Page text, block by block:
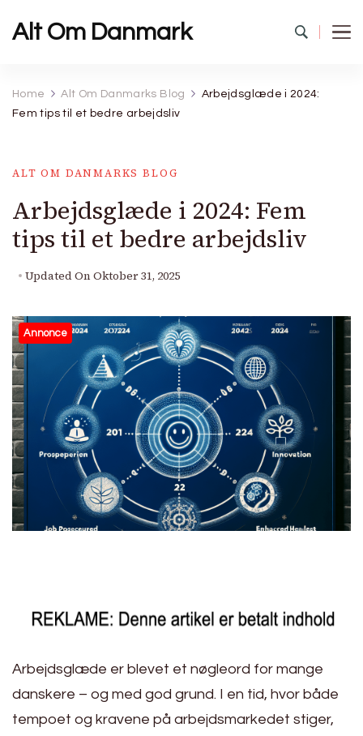
Alt Om Danmark
Home Alt Om Danmarks Blog
Arbejdsglæde i 2024:
Fem tips til et bedre arbejdsliv
ALT OM DANMARKS BLOG
Arbejdsglæde i 2024: Fem
tips til et bedre arbejdsliv
Updated On Oktober 31, 2025
Annonce
Arbejdsglæde er blevet et nøgleord for mange
danskere – og med god grund. I en tid, hvor både
tempoet og kravene på arbejdsmarkedet stiger,